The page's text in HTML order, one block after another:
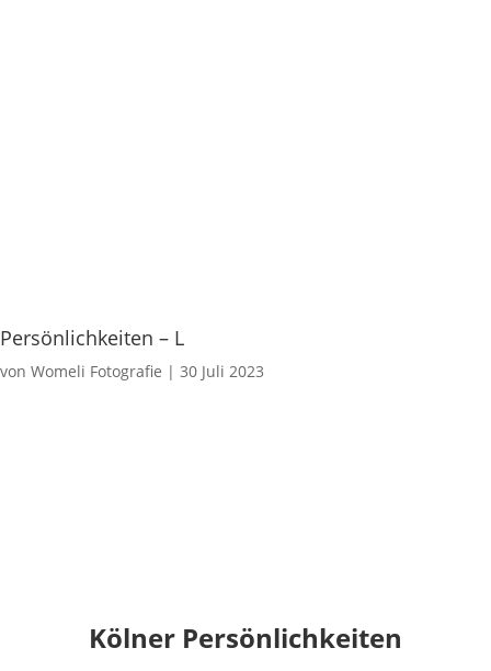
Persönlichkeiten – L
von Womeli Fotografie | 30 Juli 2023
Kölner Persönlichkeiten